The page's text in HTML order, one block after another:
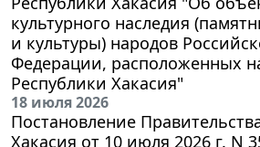
культурного наследия
и культуры) народов
Федерации, расположенных
Республики Хакасия"
18 июля 2026
Постановление
Хакасия от 10 июля 2026 г. N